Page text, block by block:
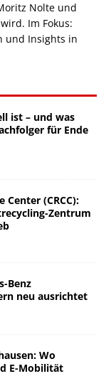
Nolte und
Im Fokus:
und Insights in
ist – und was
für Ende
Center (CRCC):
Zentrum
Benz
neu ausrichtet
Wo
E-Mobilität